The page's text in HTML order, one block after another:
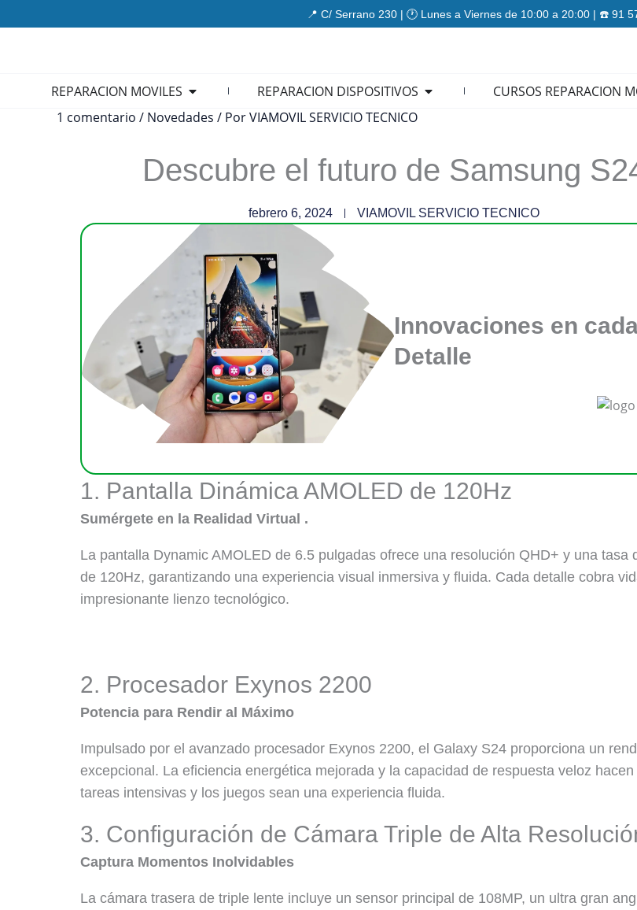
al
📍 C/ Serrano 230 | 🕐 Lunes a Viernes de 10:00 a 20:00 | ☎️ 91
REPARACION MOVILES Open REPARACION MOVILES
REPARACION DISPOSITIVOS Open REPARACION DISPOSITIVOS
CURSOS REPARACION
1 comentario / Novedades / PorVIAMOVIL SERVICIO TECNICO
Descubre el futuro de Samsung
febrero 6, 2024 VIAMOVIL SERVICIO TECNICO
Innovaciones en
Detalle
1. Pantalla Dinámica AMOLED de 120Hz
Sumérgete en la Realidad Virtual .
La pantalla Dynamic AMOLED de 6.5 pulgadas ofrece una resolución QHD+ y una tasa
de 120Hz, garantizando una experiencia visual inmersiva y fluida. Cada detalle cobra
impresionante lienzo tecnológico.
2. Procesador Exynos 2200
Potencia para Rendir al Máximo
Impulsado por el avanzado procesador Exynos 2200, el Galaxy S24 proporciona un
excepcional. La eficiencia energética mejorada y la capacidad de respuesta veloz
tareas intensivas y los juegos sean una experiencia fluida.
3. Configuración de Cámara Triple de Alta
Captura Momentos Inolvidables
La cámara trasera de triple lente incluye un sensor principal de 108MP, un ultra gran